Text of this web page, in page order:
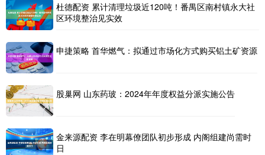
杜德配资 累计清理垃圾近120吨！番禺区南村镇永大社
区环境整治见实效
申捷策略 首华燃气：拟通过市场化方式购买铝土矿资源
股巢网 山东药玻：2024年年度权益分派实施公告
金来源配资 李在明幕僚团队初步形成 内阁组建尚需时
日